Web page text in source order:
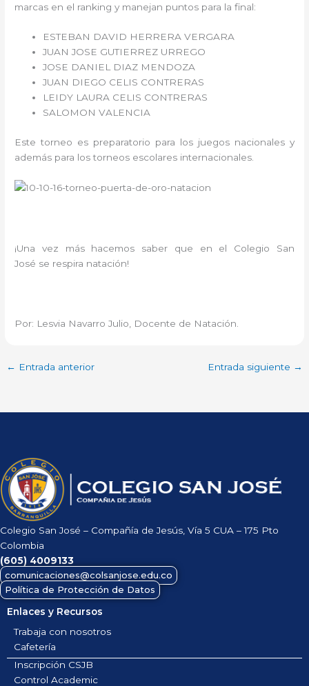
marcas en el ranking y manejan puntos para la final:
ESTEBAN DAVID HERRERA VERGARA
JUAN JOSE GUTIERREZ URREGO
JOSE DANIEL DIAZ MENDOZA
JUAN DIEGO CELIS CONTRERAS
LEIDY LAURA CELIS CONTRERAS
SALOMON VALENCIA
Este torneo es preparatorio para los juegos nacionales y
además para los torneos escolares internacionales.
¡Una vez más hacemos saber que en el Colegio San
José se respira natación!
Por: Lesvia Navarro Julio, Docente de Natación.
← Entrada anterior Entrada siguiente →
Colegio San José – Compañía de Jesús, Vía 5 CUA – 175 Pto
Colombia
(605) 4009133
comunicaciones@colsanjose.edu.co
Política de Protección de Datos
Enlaces y Recursos
Trabaja con nosotros
Cafetería
Inscripción CSJB
Control Academic